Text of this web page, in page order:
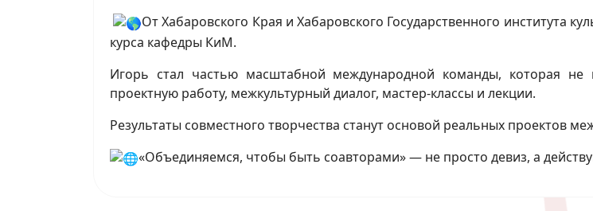
От Хабаровского Края и Хабаровского Государственного института
курса кафедры КиМ.
Игорь стал частью масштабной международной команды, которая
проектную работу, межкультурный диалог, мастер-классы и лекции.
Результаты совместного творчества станут основой реальных проектов
«Объединяемся, чтобы быть соавторами» — не просто девиз, а